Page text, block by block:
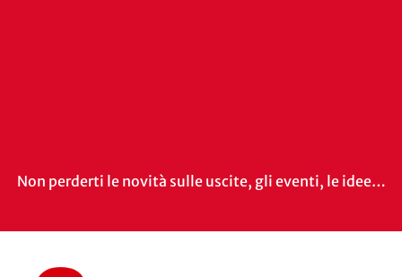
Non perderti le novità sulle uscite, gli eventi, le idee…